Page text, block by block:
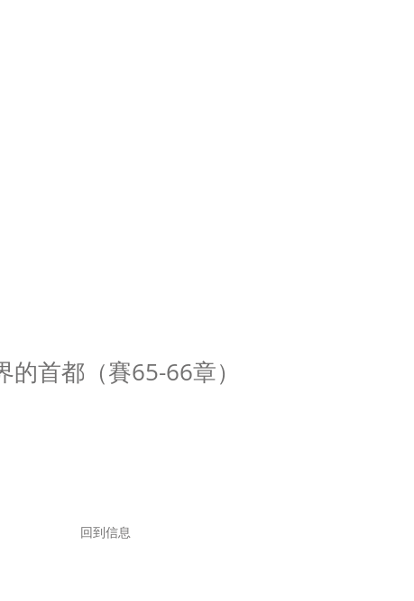
首都（賽65-66章）
回到信息